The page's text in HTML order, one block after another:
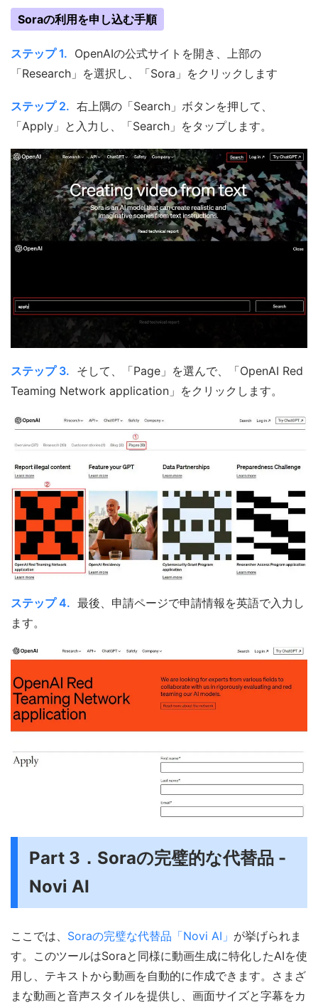
Soraの利用を申し込む手順
ステップ 1. OpenAIの公式サイトを開き、上部の
「Research」を選択し、「Sora」をクリックします
ステップ 2. 右上隅の「Search」ボタンを押して、
「Apply」と入力し、「Search」をタップします。
ステップ 3. そして、「Page」を選んで、「OpenAI Red
Teaming Network application」をクリックします。
ステップ 4. 最後、申請ページで申請情報を英語で入力し
ます。
Part 3．Soraの完璧的な代替品 -
Novi AI
ここでは、 Soraの完璧な代替品「Novi AI」 が挙げられま
す。このツールはSoraと同様に動画生成に特化したAIを使
用し、テキストから動画を自動的に作成できます。さまざ
まな動画と音声スタイルを提供し、画面サイズと字幕をカ